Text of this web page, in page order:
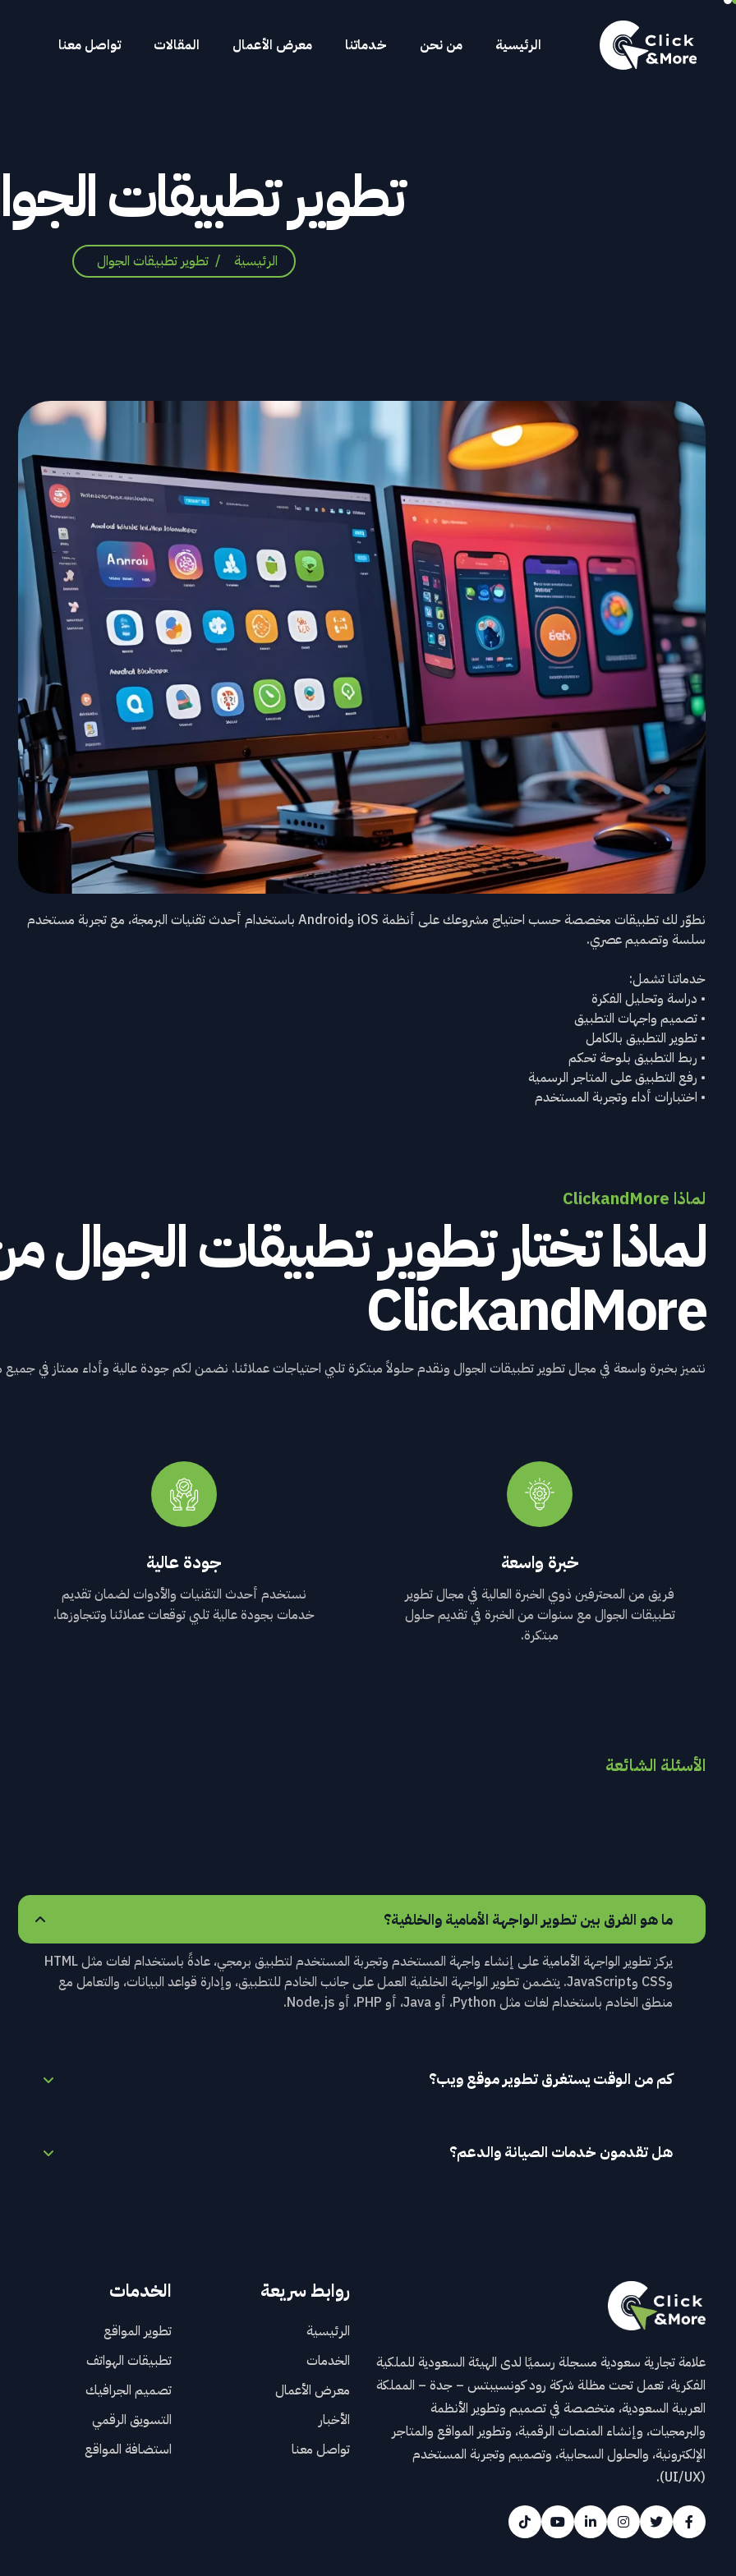
الرئيسية من نحن خدماتنا معرض الأعمال المقالات تواصل معنا
تطويرتطبيقات
الرئيسية تطوير تطبيقات الجوال
نطوّر لك تطبيقات مخصصة حسب احتياج مشروعك على أنظمة iOS وAndroid باستخدام أحدث تقنيات البرمجة، مع تجربة مستخدم
سلسة وتصميم عصري.
خدماتنا تشمل:
• دراسة وتحليل الفكرة
• تصميم واجهات التطبيق
• تطوير التطبيق بالكامل
• ربط التطبيق بلوحة تحكم
• رفع التطبيق على المتاجر الرسمية
• اختبارات أداء وتجربة المستخدم
لماذا ClickandMore
لماذاتختارتطويرتطبيقاتالجوال
ClickandMore
نتميز بخبرة واسعة في مجال تطوير تطبيقات الجوال ونقدم حلولاً مبتكرة تلبي احتياجات عملائنا. نضمن لكم جودة عالية وأداء ممتاز في جميع
خبرة واسعة
فريق من المحترفين ذوي الخبرة العالية في مجال تطوير
تطبيقات الجوال مع سنوات من الخبرة في تقديم حلول
مبتكرة.
جودة عالية
نستخدم أحدث التقنيات والأدوات لضمان تقديم
خدمات بجودة عالية تلبي توقعات عملائنا وتتجاوزها.
الأسئلة الشائعة
ما هو الفرق بين تطوير الواجهة الأمامية والخلفية؟
يركز تطوير الواجهة الأمامية على إنشاء واجهة المستخدم وتجربة المستخدم لتطبيق برمجي، عادةً باستخدام لغات مثل HTML
وCSS وJavaScript. يتضمن تطوير الواجهة الخلفية العمل على جانب الخادم للتطبيق، وإدارة قواعد البيانات، والتعامل مع
منطق الخادم باستخدام لغات مثل Python، أو Java، أو PHP، أو Node.js.
كم من الوقت يستغرق تطوير موقع ويب؟
هل تقدمون خدمات الصيانة والدعم؟
علامة تجارية سعودية مسجلة رسميًا لدى الهيئة السعودية للملكية
الفكرية، تعمل تحت مظلة شركة رود كونسيبتس – جدة – المملكة
العربية السعودية، متخصصة في تصميم وتطوير الأنظمة
والبرمجيات، وإنشاء المنصات الرقمية، وتطوير المواقع والمتاجر
الإلكترونية، والحلول السحابية، وتصميم وتجربة المستخدم
(UI/UX).
روابط سريعة
الرئيسية
الخدمات
معرض الأعمال
الأخبار
تواصل معنا
الخدمات
تطوير المواقع
تطبيقات الهواتف
تصميم الجرافيك
التسويق الرقمي
استضافة المواقع